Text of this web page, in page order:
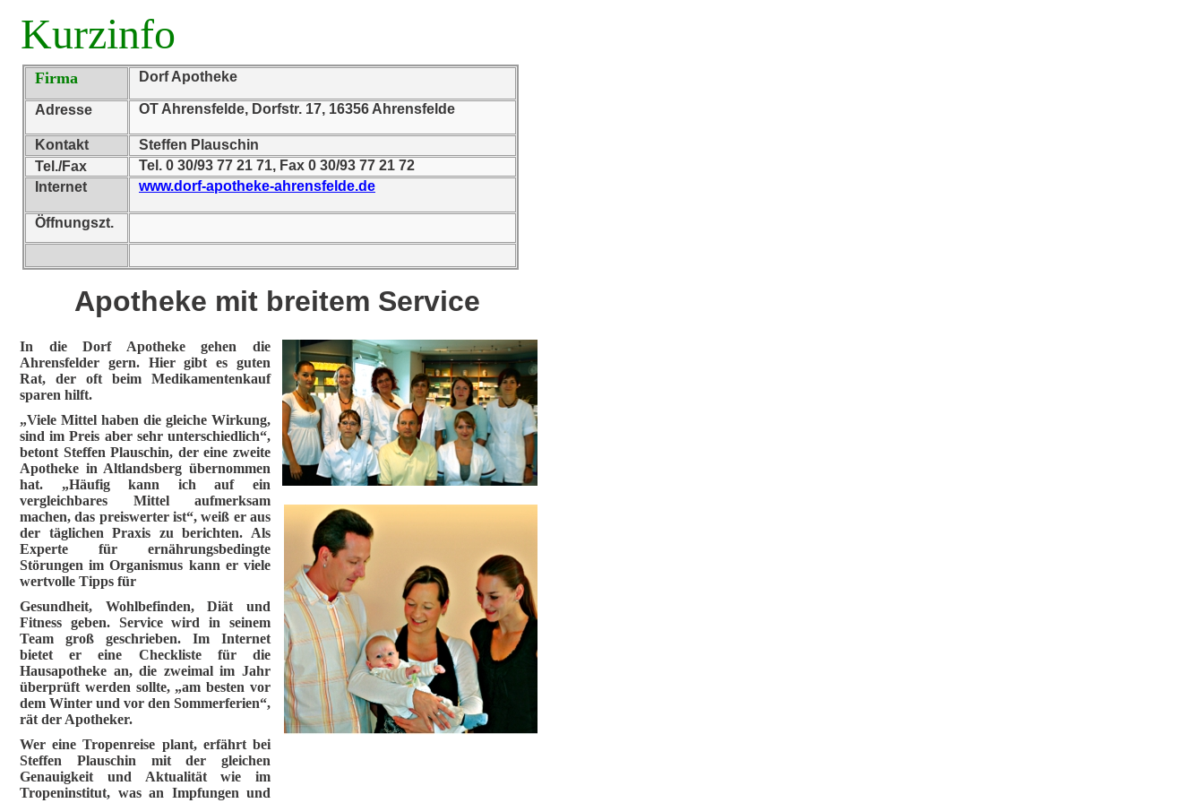
Kurzinfo
Firma Dorf Apotheke
Adresse OT Ahrensfelde, Dorfstr. 17, 16356 Ahrensfelde
Kontakt
Steffen Plauschin
Tel./Fax
Tel. 0 30/93 77 21 71, Fax 0 30/93 77 21 72
Internet
www.dorf-apotheke-ahrensfelde.de
Öffnungszt.
Apotheke mit breitem Service
In die Dorf Apotheke gehen die
Ahrensfelder gern. Hier gibt es guten
Rat, der oft beim Medikamentenkauf
sparen hilft.
„Viele Mittel haben die gleiche Wirkung,
sind im Preis aber sehr unterschiedlich“,
betont Steffen Plauschin, der eine zweite
Apotheke in Altlandsberg übernommen
hat. „Häufig kann ich auf ein
vergleichbares Mittel aufmerksam
machen, das preiswerter ist“, weiß er aus
der täglichen Praxis zu berichten. Als
Experte für ernährungsbedingte
Störungen im Organismus kann er viele
wertvolle Tipps für
Gesundheit, Wohlbefinden, Diät und
Fitness geben. Service wird in seinem
Team groß geschrieben. Im Internet
bietet er eine Checkliste für die
Hausapotheke an, die zweimal im Jahr
überprüft werden sollte, „am besten vor
dem Winter und vor den Sommerferien“,
rät der Apotheker.
Wer eine Tropenreise plant, erfährt bei
Steffen Plauschin mit der gleichen
Genauigkeit und Aktualität wie im
Tropeninstitut, was an Impfungen und